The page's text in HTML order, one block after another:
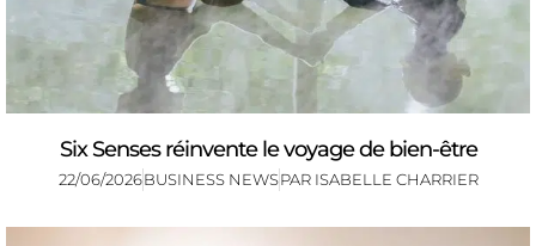
Six Senses réinvente le voyage de bien-être
22/06/2026BUSINESS NEWSPAR ISABELLE CHARRIER